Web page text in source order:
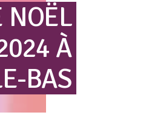
NOËL
À
BAS